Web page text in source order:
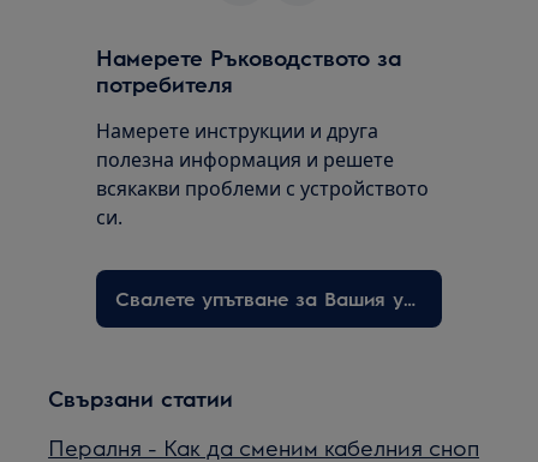
Намерете Ръководството за
потребителя
Намерете инструкции и друга
полезна информация и решете
всякакви проблеми с устройството
си.
Свалете упътване за Вашия уред
Свързани статии
Пералня - Как да сменим кабелния сноп